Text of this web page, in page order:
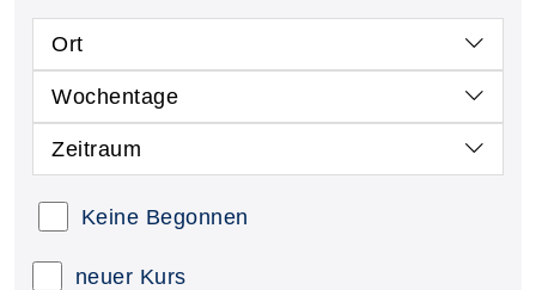
Ort
Wochentage
Zeitraum
Keine Begonnen
neuer Kurs